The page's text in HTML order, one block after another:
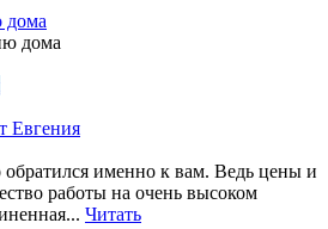
дома
дома
именно к вам. Ведь цены и
работы на очень высоком
Читать